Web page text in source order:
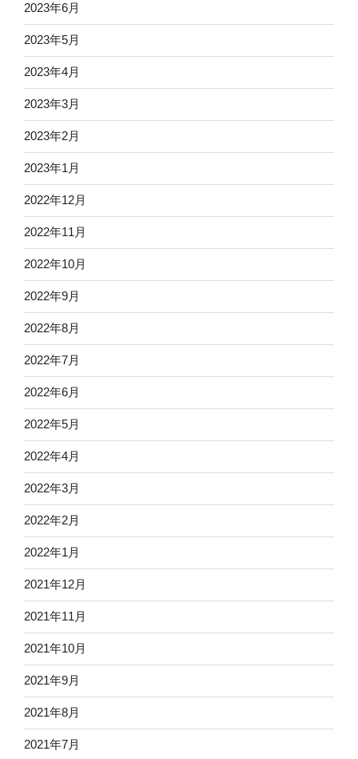
2023年6月
2023年5月
2023年4月
2023年3月
2023年2月
2023年1月
2022年12月
2022年11月
2022年10月
2022年9月
2022年8月
2022年7月
2022年6月
2022年5月
2022年4月
2022年3月
2022年2月
2022年1月
2021年12月
2021年11月
2021年10月
2021年9月
2021年8月
2021年7月